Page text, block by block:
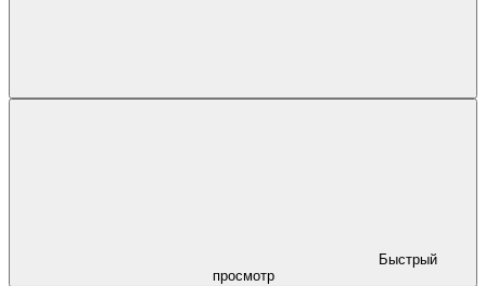
Быстрый
просмотр